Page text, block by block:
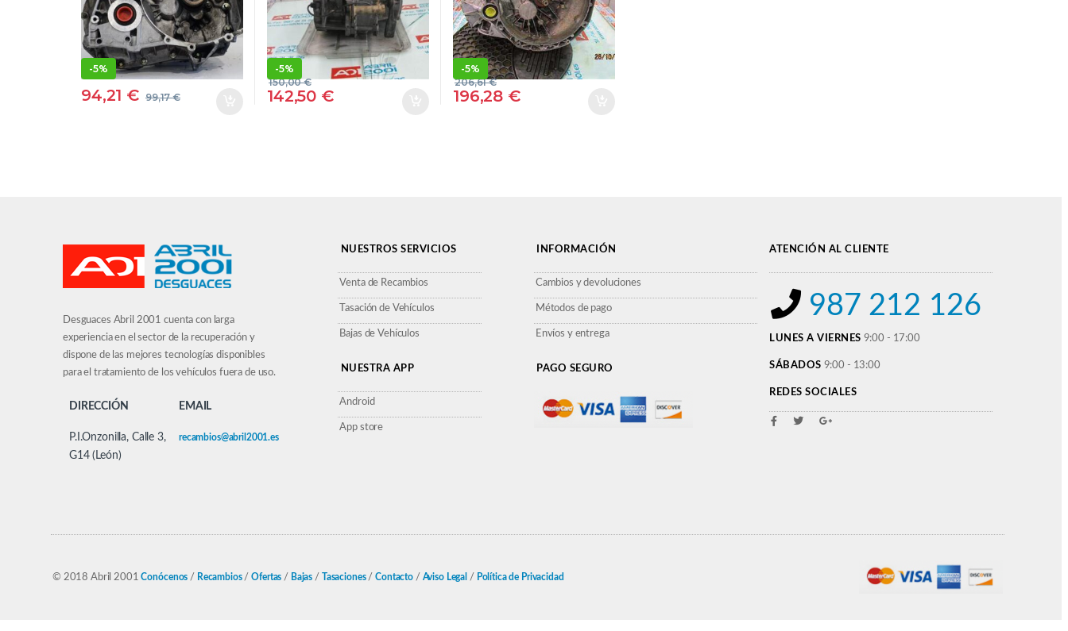
TRANSMISION
-5%
94,21 € 99,17€
716 G8T716
PKK1AA050 GRIS
TRANSMISION
-5%
142,50 €
150,00€
DG9TJ7PROV
PK6061 VERDE
TRANSMISION
-5%
196,28 €
206,61€
Desguaces Abril 2001 cuenta con larga
experiencia en el sector de la recuperación y
dispone de las mejores tecnologías disponibles
para el tratamiento de los vehículos fuera de uso.
DIRECCIÓN EMAIL
P.I.Onzonilla, Calle 3,
G14 (León)
recambios@abril2001.es
NUESTROS SERVICIOS
Venta de Recambios
Tasación de Vehículos
Bajas de Vehículos
NUESTRA APP
Android
App store
INFORMACIÓN
Cambios y devoluciones
Métodos de pago
Envíos y entrega
PAGO SEGURO
ATENCIÓN AL CLIENTE
987 212 126
LUNES A VIERNES 9:00 - 17:00
SÁBADOS 9:00 - 13:00
REDES SOCIALES
© 2018 Abril 2001Conócenos / Recambios / Ofertas / Bajas / Tasaciones / Contacto / Aviso Legal / Política de Privacidad